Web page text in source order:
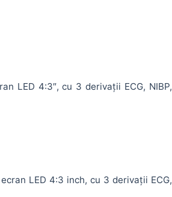
LED 4:3″, cu 3 derivații ECG, NIBP,
LED 4:3 inch, cu 3 derivații ECG,